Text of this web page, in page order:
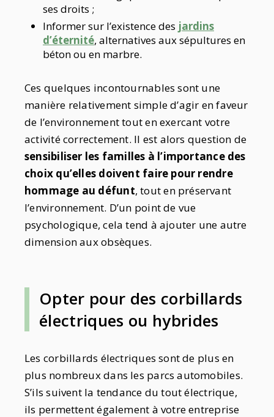
ses droits ;
Informer sur l’existence des jardins
d’éternité, alternatives aux sépultures en
béton ou en marbre.
Ces quelques incontournables sont une
manière relativement simple d’agir en faveur
de l’environnement tout en exercant votre
activité correctement. Il est alors question de
sensibiliser les familles à l’importance des
choix qu’elles doivent faire pour rendre
hommage au défunt, tout en préservant
l’environnement. D’un point de vue
psychologique, cela tend à ajouter une autre
dimension aux obsèques.
Opter pour des corbillards
électriques ou hybrides
Les corbillards électriques sont de plus en
plus nombreux dans les parcs automobiles.
S’ils suivent la tendance du tout électrique,
ils permettent également à votre entreprise